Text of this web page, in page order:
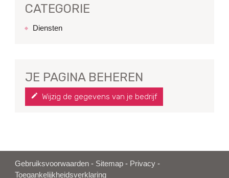
CATEGORIE
Diensten
JE PAGINA BEHEREN
Wijzig de gegevens van je bedrijf
Gebruiksvoorwaarden - Sitemap - Privacy -
Toegankelijkheidsverklaring